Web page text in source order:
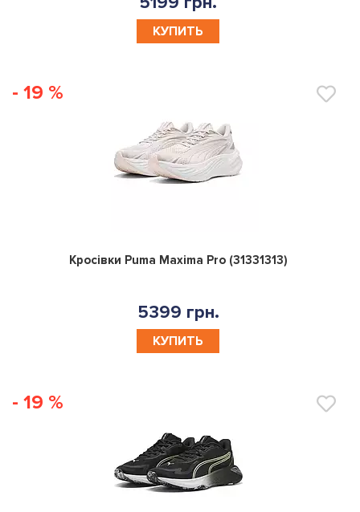
КУПИТЬ
- 19 %
0
Кросівки Puma Maxima Pro (31331313)
5399 грн.
КУПИТЬ
- 19 %